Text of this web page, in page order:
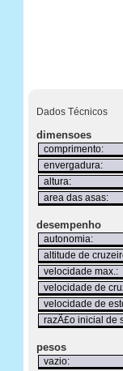
Dados Técnicos
dimensoes
comprimento:
envergadura:
altura:
area das asas:
desempenho
autonomia:
altitude de
velocidade max.:
velocidade de
velocidade de
razÃ£o inicial de
pesos
vazio: